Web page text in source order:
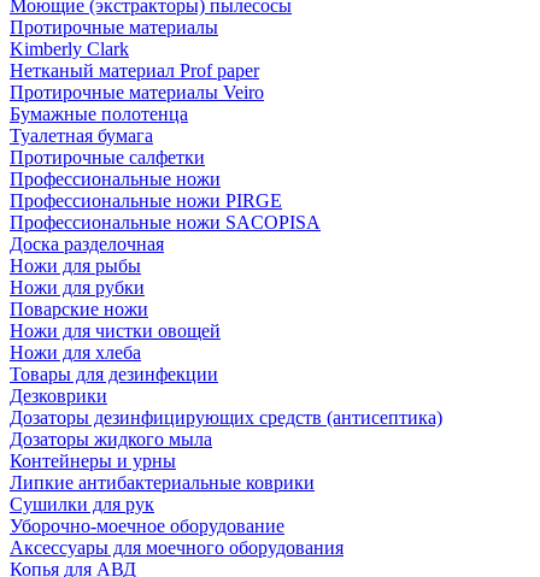
Моющие (экстракторы) пылесосы
Протирочные материалы
Kimberly Clark
Нетканый материал Prof paper
Протирочные материалы Veiro
Бумажные полотенца
Туалетная бумага
Протирочные салфетки
Профессиональные ножи
Профессиональные ножи PIRGE
Профессиональные ножи SACOPISA
Доска разделочная
Ножи для рыбы
Ножи для рубки
Поварские ножи
Ножи для чистки овощей
Ножи для хлеба
Товары для дезинфекции
Дезковрики
Дозаторы дезинфицирующих средств (антисептика)
Дозаторы жидкого мыла
Контейнеры и урны
Липкие антибактериальные коврики
Сушилки для рук
Уборочно-моечное оборудование
Аксессуары для моечного оборудования
Копья для АВД